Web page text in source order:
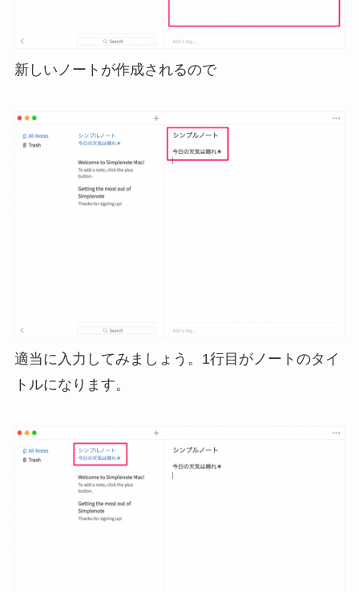
新しいノートが作成されるので
適当に入力してみましょう。1行目がノートのタイ
トルになります。